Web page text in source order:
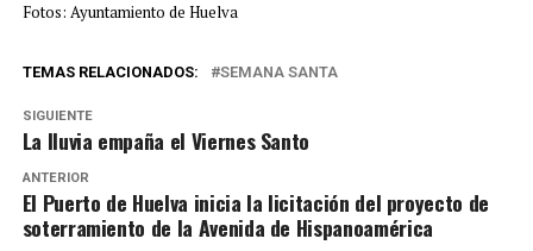
Fotos: Ayuntamiento de Huelva
TEMAS RELACIONADOS: SEMANA SANTA
SIGUIENTE
La lluvia empaña el Viernes Santo
ANTERIOR
El Puerto de Huelva inicia la licitación del proyecto de
soterramiento de la Avenida de Hispanoamérica